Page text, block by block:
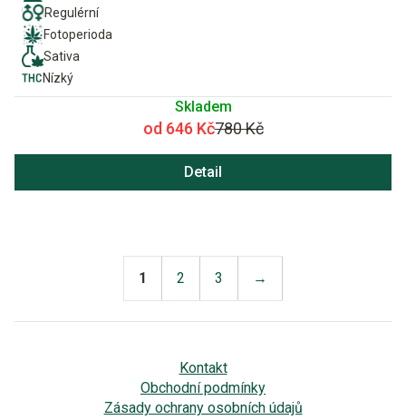
Regulérní
Fotoperioda
Sativa
Nízký
Skladem
od 646 Kč780 Kč
Detail
1 2 3 →
Kontakt
Obchodní podmínky
Zásady ochrany osobních údajů